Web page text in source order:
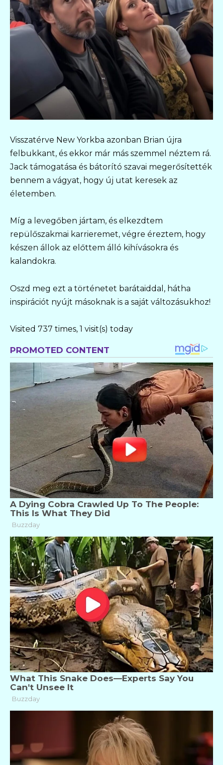
Visszatérve New Yorkba azonban Brian újra
felbukkant, és ekkor már más szemmel néztem rá.
Jack támogatása és bátorító szavai megerősítették
bennem a vágyat, hogy új utat keresek az
életemben.
Míg a levegőben jártam, és elkezdtem
repülőszakmai karrieremet, végre éreztem, hogy
készen állok az előttem álló kihívásokra és
kalandokra.
Oszd meg ezt a történetet barátaiddal, hátha
inspirációt nyújt másoknak is a saját változásukhoz!
Visited 737 times, 1 visit(s) today